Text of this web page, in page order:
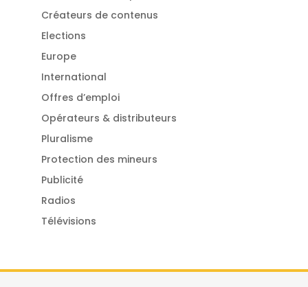
Créateurs de contenus
Elections
Europe
International
Offres d’emploi
Opérateurs & distributeurs
Pluralisme
Protection des mineurs
Publicité
Radios
Télévisions